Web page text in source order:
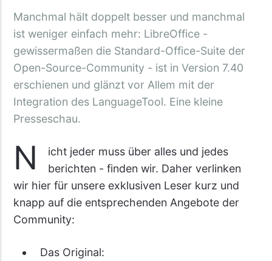
Manchmal hält doppelt besser und manchmal
ist weniger einfach mehr: LibreOffice -
gewissermaßen die Standard-Office-Suite der
Open-Source-Community - ist in Version 7.40
erschienen und glänzt vor Allem mit der
Integration des LanguageTool. Eine kleine
Presseschau.
N
icht jeder muss über alles und jedes
berichten - finden wir. Daher verlinken
wir hier für unsere exklusiven Leser kurz und
knapp auf die entsprechenden Angebote der
Community:
Das Original: